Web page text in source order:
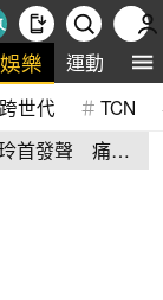
娛樂 運動 全
跨世代 TCN
首發聲 痛揭